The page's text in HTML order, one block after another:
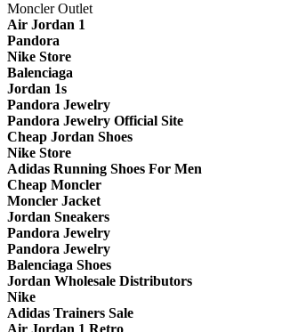
Moncler Outlet
Air Jordan 1
Pandora
Nike Store
Balenciaga
Jordan 1s
Pandora Jewelry
Pandora Jewelry Official Site
Cheap Jordan Shoes
Nike Store
Adidas Running Shoes For Men
Cheap Moncler
Moncler Jacket
Jordan Sneakers
Pandora Jewelry
Pandora Jewelry
Balenciaga Shoes
Jordan Wholesale Distributors
Nike
Adidas Trainers Sale